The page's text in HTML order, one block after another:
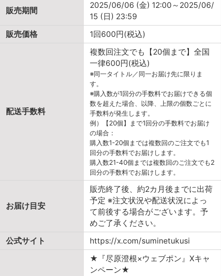
販売期間
2025/06/06 (金) 12:00～2025/06/
15 (日) 23:59
販売価格
1回600円(税込)
配送手数料
複数回注文でも【20個まで】全国
一律600円(税込)
※同一タイトル／同一お届け先に限りま
す。
※購入数が1回分の手数料でお届けできる個
数を超えた場合、以降、上限の個数ごとに
手数料が発生します。
例）【20個】まで1回分の手数料でお届け
の場合：
購入数1-20個までは複数回のご注文でも1
回分の手数料でお届けします。
購入数21-40個までは複数回のご注文でも2
回分の手数料でお届けします。
お届け目安
販売終了後、約2カ月後までに出荷
予定 ※注文状況や配送状況によっ
て前後する場合がございます。予
めご了承ください。
公式サイト
https://x.com/suminetukusi
★『尽原澄根×ウェブポン』Xキャ
ンペーン★